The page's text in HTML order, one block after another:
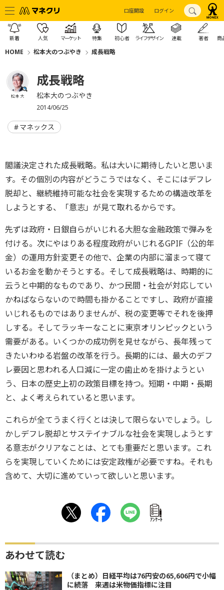
口座開設 ログイン
新着 人気 マーケット 特集 初心者 ライフデザイン 連載 著者 商
HOME 松本大のつぶやき 成長戦略
松本 大
成長戦略
松本大のつぶやき
2014/06/25
マネックス
閣議決定された成長戦略。私は大いに期待したいと思いま
す。その個別の内容がどうこうではなく、そこにはデフレ
脱却と、継続維持可能な社会を実現するための構造改革を
しようとする、「意志」が見て取れるからです。
先ずは政府・日銀自らがいじれる大胆な金融政策で弾みを
付ける。次にやはりある程度政府がいじれるGPIF（公的年
金）の運用方針変更その他で、企業の内部に溜まって寝て
いるお金を動かそうとする。そして成長戦略は、時期的に
云うと中期的なものであり、かつ民間・社会が対応してい
かねばならないので時間も掛かることですし、政府が直接
いじれるものではありませんが、税の変更等でそれを後押
しする。そしてラッキーなことに東京オリンピックという
需要がある。いくつかの成功例を見せながら、長年残って
きたいわゆる岩盤の改革を行う。長期的には、最大のデフ
レ要因と思われる人口減に一定の歯止めを掛けようとい
う、日本の歴史上初の政策目標を持つ。短期・中期・長期
と、よく考えられていると思います。
これらが全てうまく行くとは決して限らないでしょう。し
かしデフレ脱却とサステイナブルな社会を実現しようとす
る意志がクリアなことは、とても重要だと思います。これ
らを実現していくためには安定政権が必要ですね。それも
含めて、大切に進めていって欲しいと思います。
ｱﾝｹｰﾄ
あわせて読む
（まとめ）日経平均は76円安の65,606円で小幅
に続落 来週は米物価指標に注目